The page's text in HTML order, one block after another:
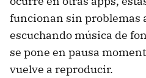
funcionan sin problemas
escuchando música de
se pone en pausa
vuelve a reproducir.